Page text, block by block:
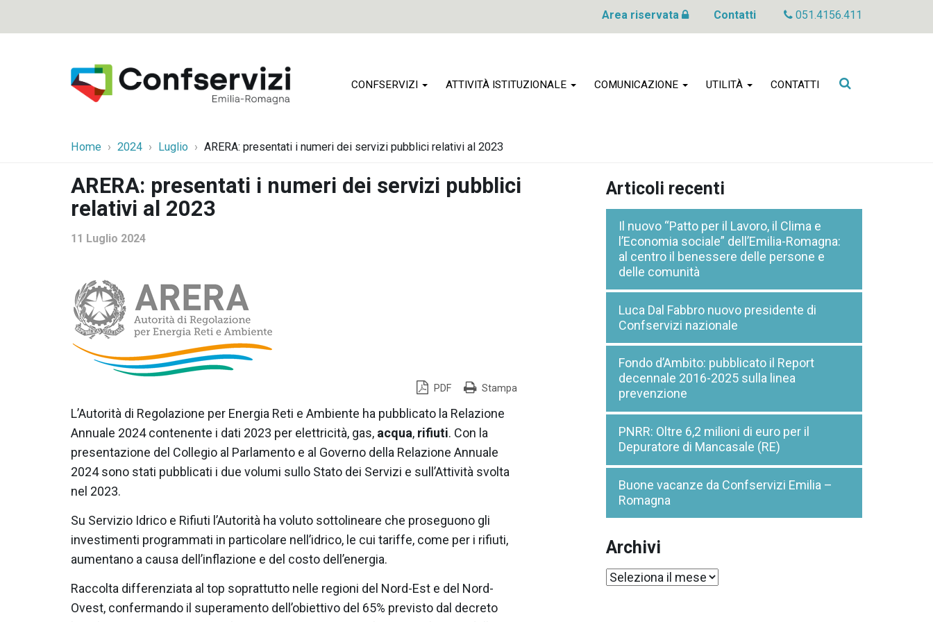
Area riservata Contatti 051.4156.411
CONFSERVIZI ATTIVITÀ ISTITUZIONALE COMUNICAZIONE UTILITÀ CONTATTI
Cerca
Home 2024 Luglio ARERA: presentati i numeri dei servizi pubblici relativi al 2023
ARERA: presentati i numeri dei servizi pubblici
relativi al 2023
11 Luglio 2024
PDF Stampa
L’Autorità di Regolazione per Energia Reti e Ambiente ha pubblicato la Relazione
Annuale 2024 contenente i dati 2023 per elettricità, gas, acqua, rifiuti. Con la
presentazione del Collegio al Parlamento e al Governo della Relazione Annuale
2024 sono stati pubblicati i due volumi sullo Stato dei Servizi e sull’Attività svolta
nel 2023.
Su Servizio Idrico e Rifiuti l’Autorità ha voluto sottolineare che proseguono gli
investimenti programmati in particolare nell’idrico, le cui tariffe, come per i rifiuti,
aumentano a causa dell’inflazione e del costo dell’energia.
Raccolta differenziata al top soprattutto nelle regioni del Nord-Est e del Nord-
Ovest, confermando il superamento dell’obiettivo del 65% previsto dal decreto
Articoli recenti
Il nuovo “Patto per il Lavoro, il Clima e
l’Economia sociale” dell’Emilia-Romagna:
al centro il benessere delle persone e
delle comunità
Luca Dal Fabbro nuovo presidente di
Confservizi nazionale
Fondo d’Ambito: pubblicato il Report
decennale 2016-2025 sulla linea
prevenzione
PNRR: Oltre 6,2 milioni di euro per il
Depuratore di Mancasale (RE)
Buone vacanze da Confservizi Emilia –
Romagna
Archivi
Archivi